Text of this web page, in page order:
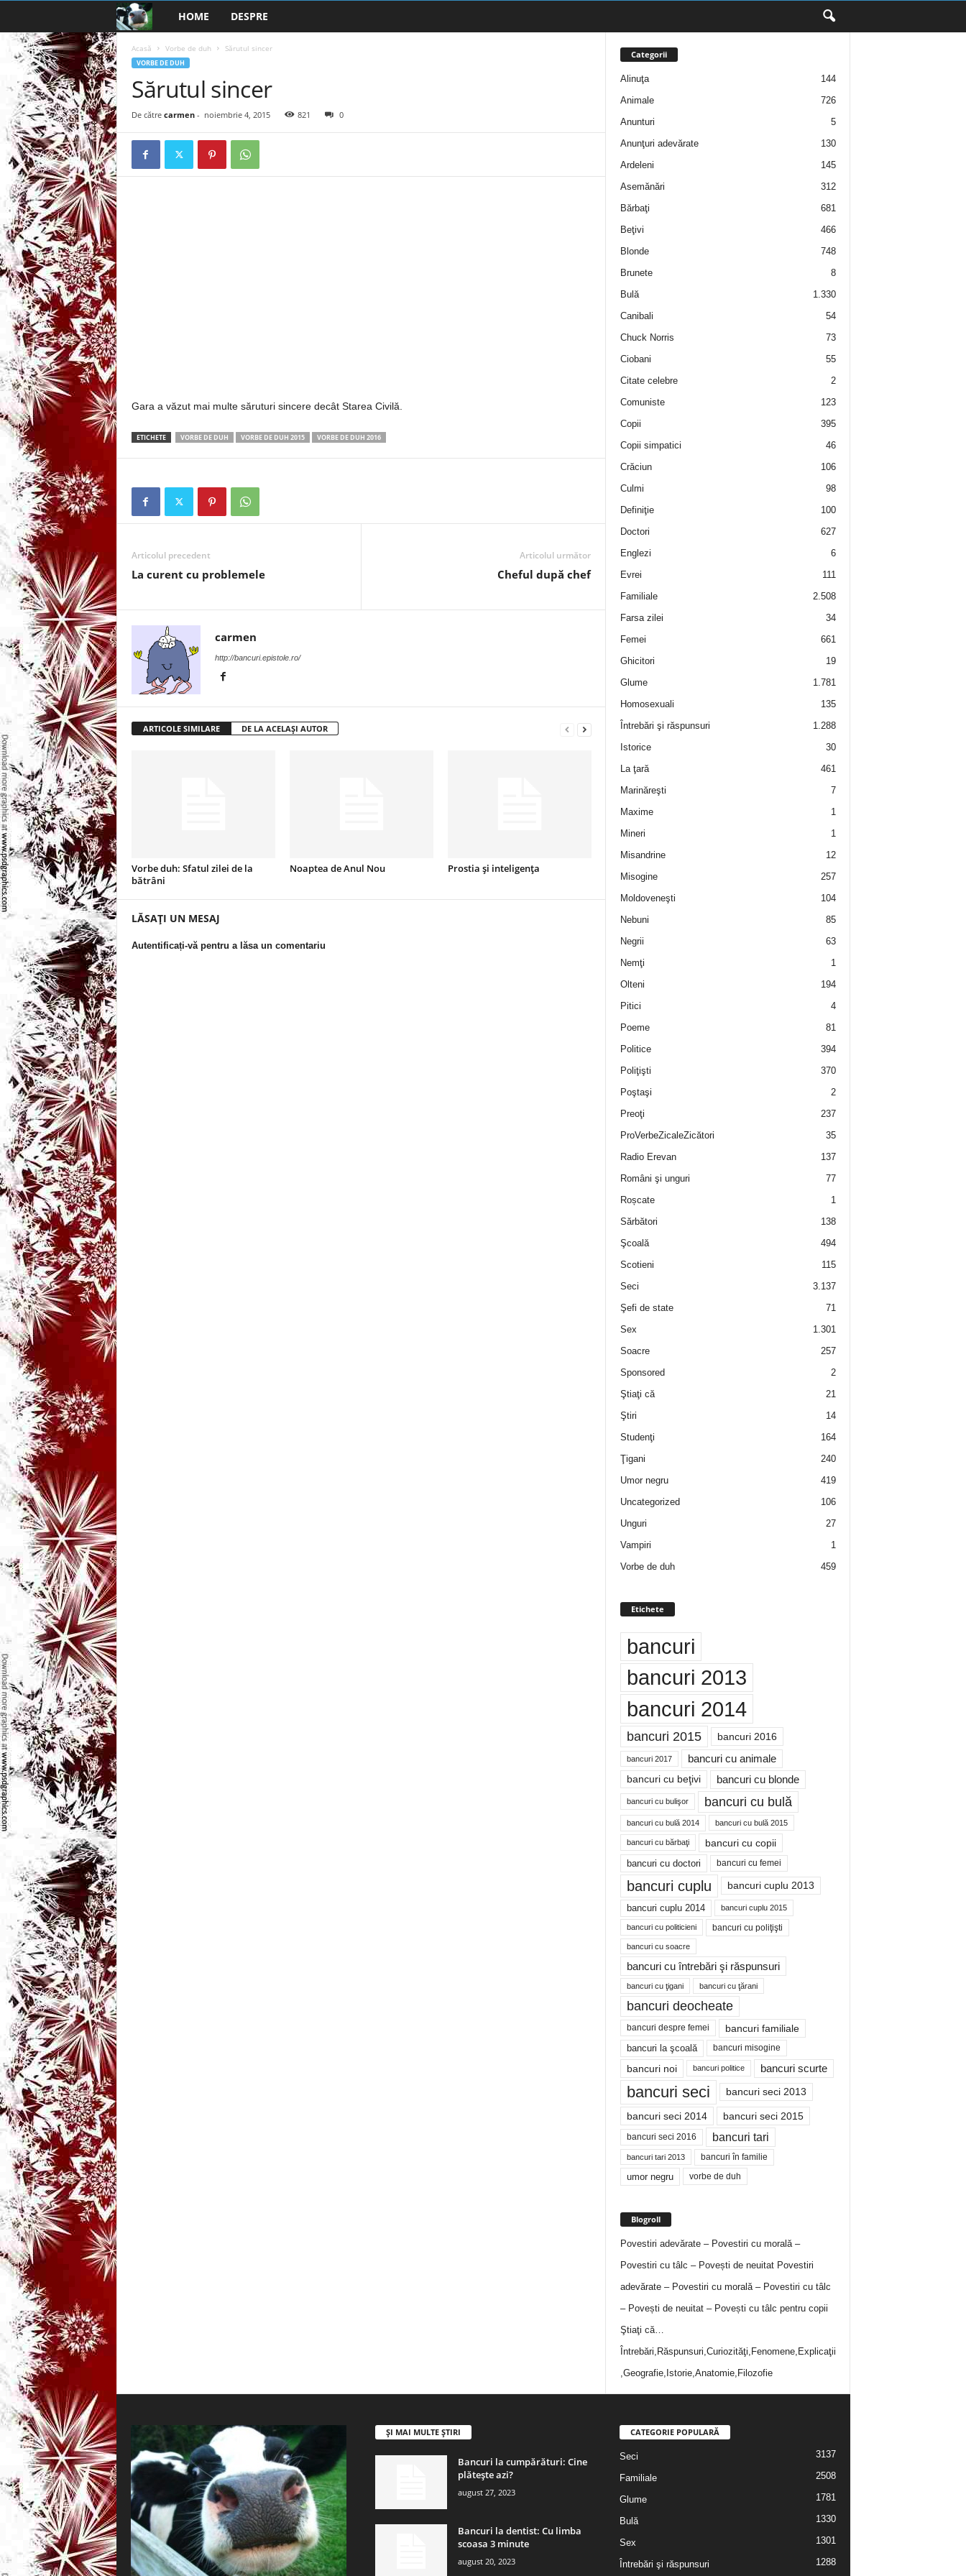
a
u
r
n
c
u
l
e
e
m
HOME DESPRE
Acasă Vorbe de duh Sărutul sincer
VORBE DE DUH
Sărutul sincer
De către carmen- noiembrie 4, 2015 821 0
Gara a văzut mai multe săruturi sincere decât Starea Civilă.
ETICHETE VORBE DE DUH VORBE DE DUH 2015 VORBE DE DUH 2016
Articolul precedent
La curent cu problemele
Articolul următor
Cheful după chef
carmen
http://bancuri.epistole.ro/
ARTICOLE SIMILARE DE LA ACELAȘI AUTOR
Vorbe duh: Sfatul zilei de la
bătrâni
Noaptea de Anul Nou Prostia și inteligența
LĂSAȚI UN MESAJ
Autentificați-vă pentru a lăsa un comentariu
Categorii
Alinuţa
144
Animale
726
Anunturi
5
Anunţuri adevărate
130
Ardeleni
145
Asemănări
312
Bărbaţi
681
Beţivi
466
Blonde
748
Brunete
8
Bulă
1.330
Canibali
54
Chuck Norris
73
Ciobani
55
Citate celebre
2
Comuniste
123
Copii
395
Copii simpatici
46
Crăciun
106
Culmi
98
Definiţie
100
Doctori
627
Englezi
6
Evrei
111
Familiale
2.508
Farsa zilei
34
Femei
661
Ghicitori
19
Glume
1.781
Homosexuali
135
Întrebări şi răspunsuri
1.288
Istorice
30
La ţară
461
Marinăreşti
7
Maxime
1
Mineri
1
Misandrine
12
Misogine
257
Moldoveneşti
104
Nebuni
85
Negrii
63
Nemţi
1
Olteni
194
Pitici
4
Poeme
81
Politice
394
Poliţişti
370
Poştaşi
2
Preoţi
237
ProVerbeZicaleZicători
35
Radio Erevan
137
Români şi unguri
77
Roșcate
1
Sărbători
138
Şcoală
494
Scotieni
115
Seci
3.137
Şefi de state
71
Sex
1.301
Soacre
257
Sponsored
2
Ştiaţi că
21
Ştiri
14
Studenţi
164
Ţigani
240
Umor negru
419
Uncategorized
106
Unguri
27
Vampiri
1
Vorbe de duh
459
Etichete
bancuri
bancuri 2013
bancuri 2014
bancuri 2015 bancuri 2016
bancuri 2017 bancuri cu animale
bancuri cu beţivi bancuri cu blonde
bancuri cu bulişor bancuri cu bulă
bancuri cu bulă 2014 bancuri cu bulă 2015
bancuri cu bărbaţi bancuri cu copii
bancuri cu doctori bancuri cu femei
bancuri cuplu bancuri cuplu 2013
bancuri cuplu 2014 bancuri cuplu 2015
bancuri cu politicieni bancuri cu poliţişti
bancuri cu soacre
bancuri cu întrebări şi răspunsuri
bancuri cu ţigani bancuri cu ţărani
bancuri deocheate
bancuri despre femei bancuri familiale
bancuri la şcoală bancuri misogine
bancuri noi bancuri politice bancuri scurte
bancuri seci bancuri seci 2013
bancuri seci 2014 bancuri seci 2015
bancuri seci 2016 bancuri tari
bancuri tari 2013 bancuri în familie
umor negru vorbe de duh
Blogroll
Povestiri adevărate – Povestiri cu morală –
Povestiri cu tâlc – Povești de neuitatPovestiri
adevărate – Povestiri cu morală – Povestiri cu tâlc
– Povești de neuitat – Povești cu tâlc pentru copii
Ştiaţi că…
Întrebări,Răspunsuri,Curiozităţi,Fenomene,Explicaţii
,Geografie,Istorie,Anatomie,Filozofie
ȘI MAI MULTE ȘTIRI
Bancuri la cumpărături: Cine
plătește azi?
august 27, 2023
Bancuri la dentist: Cu limba
scoasa 3 minute
august 20, 2023
CATEGORIE POPULARĂ
Seci 3137
Familiale 2508
Glume 1781
Bulă 1330
Sex 1301
Întrebări şi răspunsuri 1288